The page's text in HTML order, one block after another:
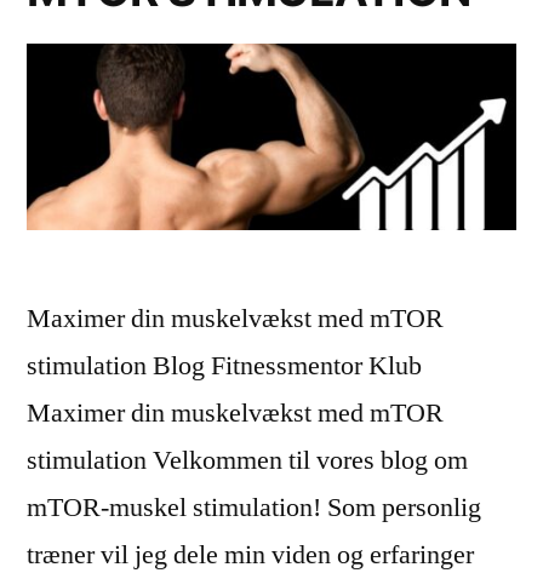
Maximer din muskelvækst med mTOR
stimulation Blog Fitnessmentor Klub
Maximer din muskelvækst med mTOR
stimulation Velkommen til vores blog om
mTOR-muskel stimulation! Som personlig
træner vil jeg dele min viden og erfaringer